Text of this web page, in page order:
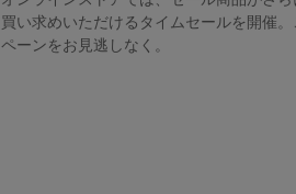
買い求めいただけるタイムセールを開催
ペーンをお見逃しなく。